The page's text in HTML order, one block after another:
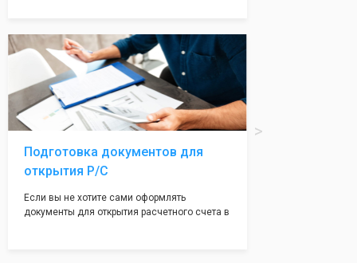
вам поможем с помощью изготовления
печати по индивидуальному эскизу, который
Вы выберете сами из нашего каталога.
Подготовка документов для
открытия Р/С
Если вы не хотите сами оформлять
документы для открытия расчетного счета в